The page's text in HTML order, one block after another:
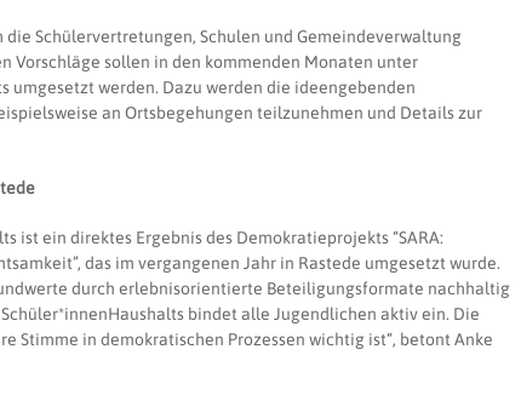
Schülervertretungen, Schulen und Gemeindeverwaltung
Vorschläge sollen in den kommenden Monaten unter
umgesetzt werden. Dazu werden die ideengebenden
an Ortsbegehungen teilzunehmen und Details zur
ist ein direktes Ergebnis des Demokratieprojekts “SARA:
das im vergangenen Jahr in Rastede umgesetzt wurde.
durch erlebnisorientierte Beteiligungsformate nachhaltig
bindet alle Jugendlichen aktiv ein. Die
Stimme in demokratischen Prozessen wichtig ist“, betont Anke